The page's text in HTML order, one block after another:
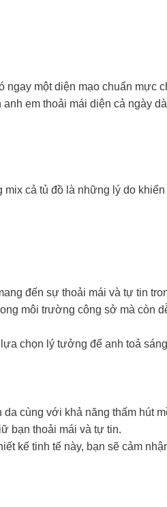
một diện mạo chuẩn mực
em thoải mái diện cả ngày
cả tủ đồ là những lý do
đến sự thoải mái và tự tin
môi trường công sở mà còn
chọn lý tưởng để anh toả
cùng với khả năng thấm hút
bạn thoải mái và tự tin.
kế tinh tế này, bạn sẽ cảm